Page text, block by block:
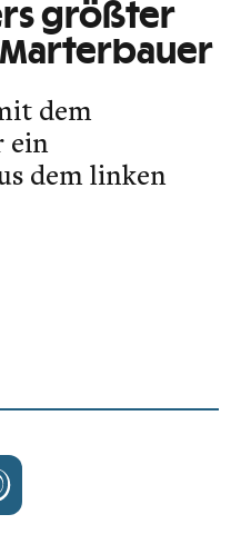
größter
dem
ein
dem linken